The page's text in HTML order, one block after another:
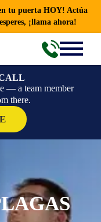
tu puerta HOY! Actúa
¡llama ahora!
— a team member
there.